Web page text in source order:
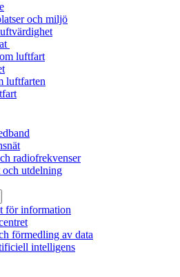
och miljö
luftfart
luftfarten
radiofrekvenser
och utdelning
för information
förmedling av data
intelligens